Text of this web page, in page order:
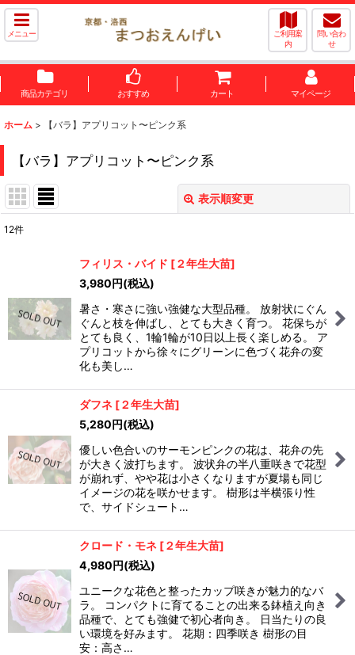
メニュー
ご利用案
内
問い合わ
せ
商品カテゴリ おすすめ カート マイページ
ホーム > 【バラ】アプリコット〜ピンク系
【バラ】アプリコット〜ピンク系
表示順変更
絞り込む
12件
フィリス・バイド [２年生大苗]
3,980円(税込)
暑さ・寒さに強い強健な大型品種。 放射状にぐん
ぐんと枝を伸ばし、とても大きく育つ。 花保ちが
とても良く、1輪1輪が10日以上長く楽しめる。 ア
プリコットから徐々にグリーンに色づく花弁の変
化も美し…
ダフネ [２年生大苗]
5,280円(税込)
優しい色合いのサーモンピンクの花は、花弁の先
が大きく波打ちます。 波状弁の半八重咲きで花型
が崩れず、やや花は小さくなりますが夏場も同じ
イメージの花を咲かせます。 樹形は半横張り性
で、サイドシュート…
クロード・モネ [２年生大苗]
4,980円(税込)
ユニークな花色と整ったカップ咲きが魅力的なバ
ラ。 コンパクトに育てることの出来る鉢植え向き
品種で、とても強健で初心者向き。 日当たりの良
い環境を好みます。 花期：四季咲き 樹形の目
安：高さ…